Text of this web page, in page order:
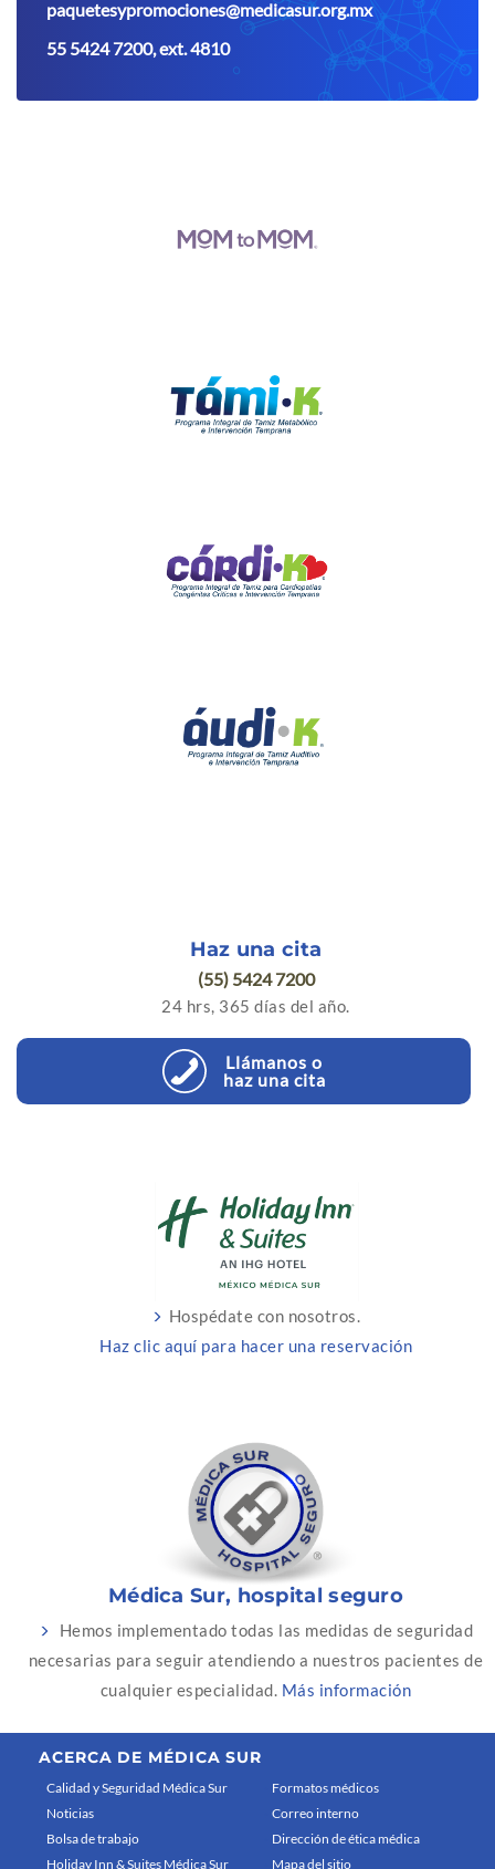
paquetesypromociones@medicasur.org.mx
55 5424 7200, ext. 4810
Haz una cita
(55) 5424 7200
24 hrs, 365 días del año.
Llámanos o
haz una cita
Hospédate con nosotros.
Haz clic aquí para hacer una reservación
Médica Sur, hospital seguro
Hemos implementado todas las medidas de seguridad
necesarias para seguir atendiendo a nuestros pacientes de
cualquier especialidad. Más información
ACERCA DE MÉDICA SUR
Calidad y Seguridad Médica Sur
Noticias
Bolsa de trabajo
Holiday Inn & Suites Médica Sur
Formatos médicos
Correo interno
Dirección de ética médica
Mapa del sitio